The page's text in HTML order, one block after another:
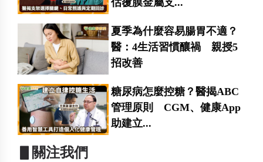
估覆膜金屬支...
夏季為什麼容易腸胃不適？
醫：4生活習慣釀禍 親授5
招改善
糖尿病怎麼控糖？醫揭ABC
管理原則 CGM、健康App
助建立...
▋關注我們